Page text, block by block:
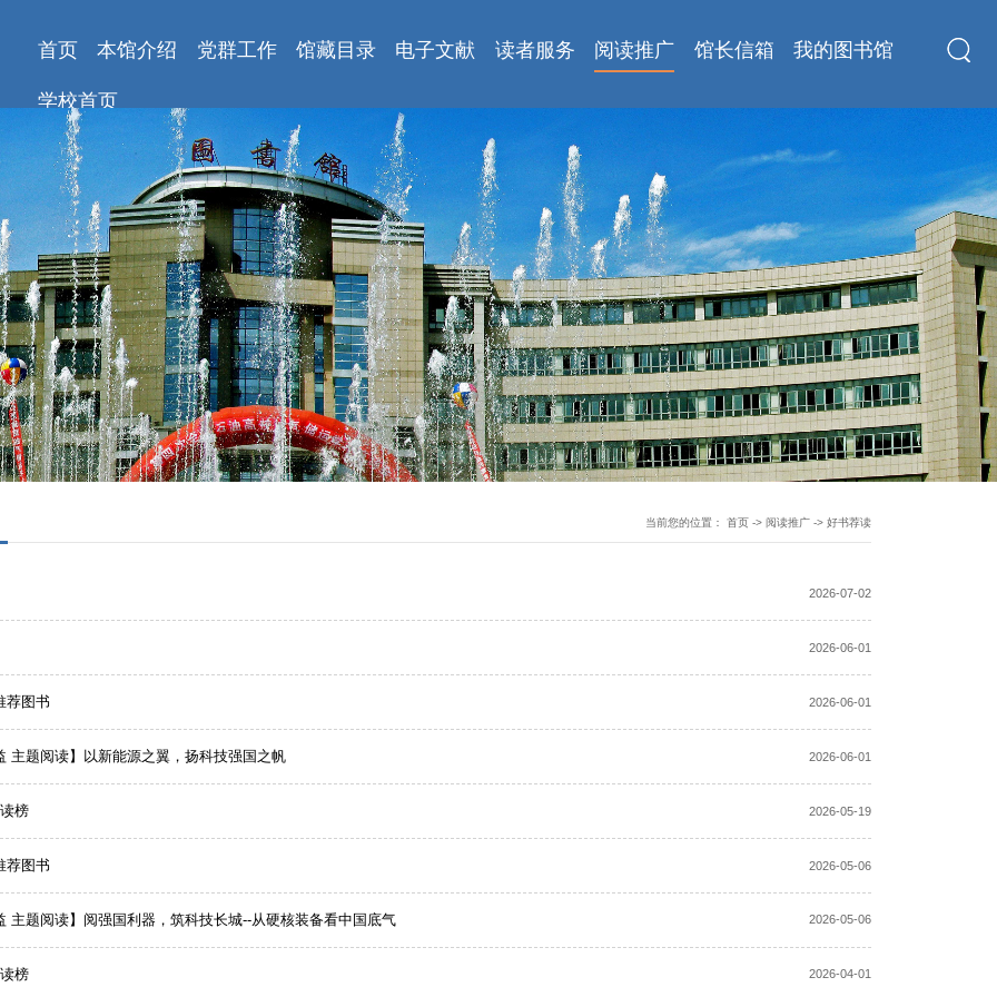
首页 本馆介绍 党群工作 馆藏目录 电子文献 读者服务 阅读推广 馆长信箱 我的图书馆
学校首页
当前您的位置： 首页 ->阅读推广 ->好书荐读
2026-07-02
2026-06-01
荐图书 2026-06-01
主题阅读】以新能源之翼，扬科技强国之帆 2026-06-01
榜 2026-05-19
荐图书 2026-05-06
主题阅读】阅强国利器，筑科技长城--从硬核装备看中国底气 2026-05-06
榜 2026-04-01